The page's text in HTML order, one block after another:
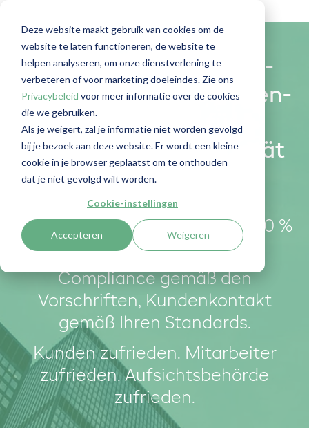
Deze website maakt gebruik van cookies om de
website te laten functioneren, de website te
helpen analyseren, om onze dienstverlening te
verbeteren of voor marketing doeleindes. Zie ons
Privacybeleid voor meer informatie over de cookies
die we gebruiken.
Als je weigert, zal je informatie niet worden gevolgd
bij je bezoek aan deze website. Er wordt een kleine
cookie in je browser geplaatst om te onthouden
dat je niet gevolgd wilt worden.
Cookie-instellingen
Accepteren Weigeren
Automatisierte GWG-
Compliance und Kunden-
Onboarding für
Kanzleien, die Integrität
ernst nehmen.
RegLab hilft Ihnen dabei, zu 100 %
GWG-konform zu arbeiten.
Compliance gemäß den
Vorschriften, Kundenkontakt
gemäß Ihren Standards.
Kunden zufrieden. Mitarbeiter
zufrieden. Aufsichtsbehörde
zufrieden.